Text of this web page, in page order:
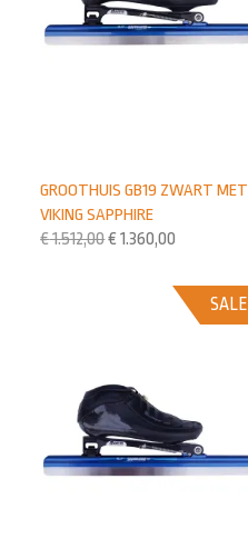
GROOTHUIS GB19 ZWART MET
VIKING SAPPHIRE
€1.512,00€ 1.360,00
SALE